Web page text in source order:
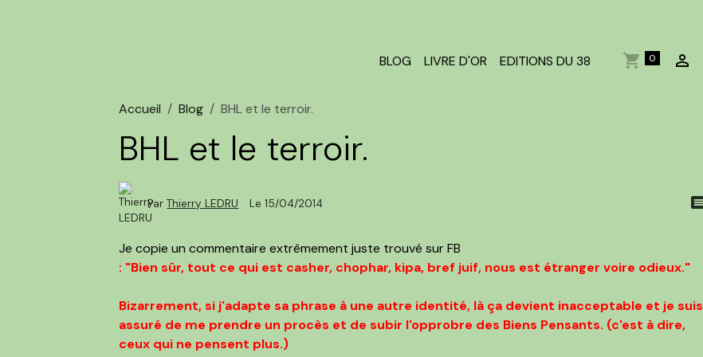
BLOG LIVRE D'OR EDITIONS DU 38 0
Accueil Blog BHL et le terroir.
BHL et le terroir.
ParThierry LEDRU Le 15/04/2014
Je copie un commentaire extrêmement juste trouvé sur FB
: "Bien sûr, tout ce qui est casher, chophar, kipa, bref juif, nous est étranger voire odieux."
Bizarrement, si j'adapte sa phrase à une autre identité, là ça devient inacceptable et je suis
assuré de me prendre un procès et de subir l'opprobre des Biens Pensants. (c'est à dire,
ceux qui ne pensent plus.)